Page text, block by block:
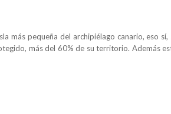
más pequeña del archipiélago canario, eso
más del 60% de su territorio. Además